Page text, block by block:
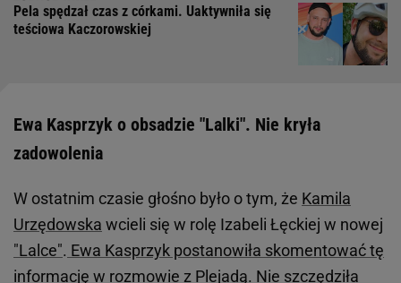
Pela spędzał czas z córkami. Uaktywniła się
teściowa Kaczorowskiej
Ewa Kasprzyk o obsadzie "Lalki". Nie kryła
zadowolenia
W ostatnim czasie głośno było o tym, że Kamila
Urzędowska wcieli się w rolę Izabeli Łęckiej w nowej
"Lalce". Ewa Kasprzyk postanowiła skomentować tę
informację w rozmowie z Plejadą. Nie szczędziła